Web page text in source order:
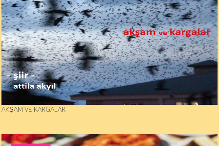
AKŞAM VE KARGALAR